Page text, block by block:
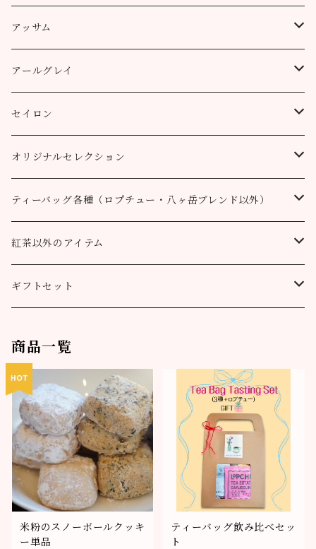
ティーバッグ
3個
10個
アルミ袋（リーフ）
100g
200g
ティーポット用ティーバッグ
プッタボン茶園
50g
100g
ハッピーバレー茶園
50g
100g
キャッスルトン茶園
50g
100g
ロヒーニ茶園
50g
100g
アッサム
リーフ
100g
200g
CTC
100g
200g
ティーバッグ50個
アールグレイ
アールグレイ
100g
200g
ティーバッグ50個
アールグレイ・オリジナルブレンド
100g
200g
セイロン
ウバ
100g
200g
ティーバッグ50個
ルフナ
100g
200g
オリジナルセレクション
八ヶ岳ブレンド
ティーバッグ30個入り
ティーバッグ70個入り
オーガニック （テミ茶園）
ニルギリ（カムラージ茶園）
100g
80g缶
100g
200g
90g缶
ティーバッグ10個
ティーバッグ20個
シナモンティー
50g
100g
90g缶
ティーバッグ10個
ジンジャーティー
50g
100g
90g缶
ミントティー
50g
100g
ティーバッグ各種（ロプチュー・八ヶ岳ブレンド以外）
ティーバッグ10個
ティーバッグ20個
紅茶以外のアイテム
カレーパウダー
紅茶缶
米粉のスノーボールクッキー
米粉の抹茶サブレ
ギフトセット
ロプチュー ティーバッグ10個×2
ティーバッグ飲み比べセット
ロプチュー ティーバッグ3個パック
ギフト用 箱
商品一覧
米粉のスノーボールクッキ
ー単品
ティーバッグ飲み比べセッ
ト